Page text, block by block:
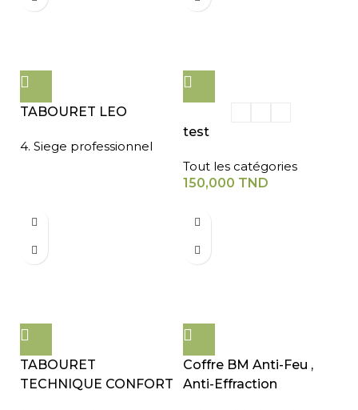
TABOURET LEO
4. Siege professionnel
test
Tout les catégories
150,000 TND
TABOURET
TECHNIQUE CONFORT
Coffre BM Anti-Feu ,
Anti-Effraction